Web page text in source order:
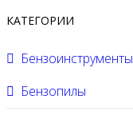
КАТЕГОРИИ
Бензоинструменты
Бензопилы